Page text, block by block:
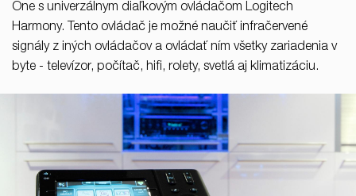
One s univerzálnym diaľkovým ovládačom Logitech
Harmony. Tento ovládač je možné naučiť infračervené
signály z iných ovládačov a ovládať ním všetky zariadenia v
byte - televízor, počítač, hifi, rolety, svetlá aj klimatizáciu.